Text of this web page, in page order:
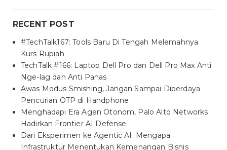
RECENT POST
#TechTalk167: Tools Baru Di Tengah Melemahnya
Kurs Rupiah
TechTalk #166: Laptop Dell Pro dan Dell Pro Max Anti
Nge-lag dan Anti Panas
Awas Modus Smishing, Jangan Sampai Diperdaya
Pencurian OTP di Handphone
Menghadapi Era Agen Otonom, Palo Alto Networks
Hadirkan Frontier AI Defense
Dari Eksperimen ke Agentic AI: Mengapa
Infrastruktur Menentukan Kemenangan Bisnis